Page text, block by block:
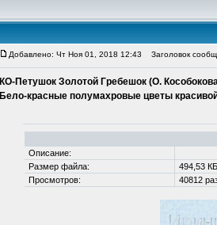
Добавлено: Чт Ноя 01, 2018 12:43 Заголовок
КО-Петушок Золотой Гребешок (О.
Бело-красные полумахровые цветы
Описание:
Размер файла:
494,53 КБ
Просмотров:
40812